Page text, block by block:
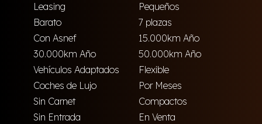
Leasing
Pequeños
Barato
7 plazas
Con Asnef
15.000km Año
30.000km Año
50.000km Año
Vehículos Adaptados
Flexible
Coches de Lujo
Por Meses
Sin Carnet
Compactos
Sin Entrada
En Venta